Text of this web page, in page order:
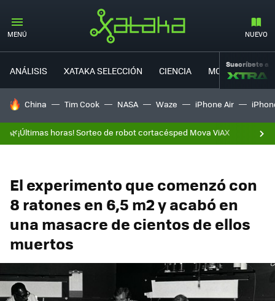
MENÚ NUEVO
ANÁLISIS XATAKA SELECCIÓN CIENCIA MOVILIDAD
Suscríbete a
HOY SE HABLA DE
China Tim Cook NASA Waze iPhone Air
🌿¡Últimas horas! Sorteo de robot cortacésped Mova ViAX
El experimento que comenzó con
8 ratones en 6,5 m2 y acabó en
una masacre de cientos de ellos
muertos